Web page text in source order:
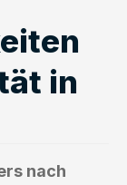
in
nach